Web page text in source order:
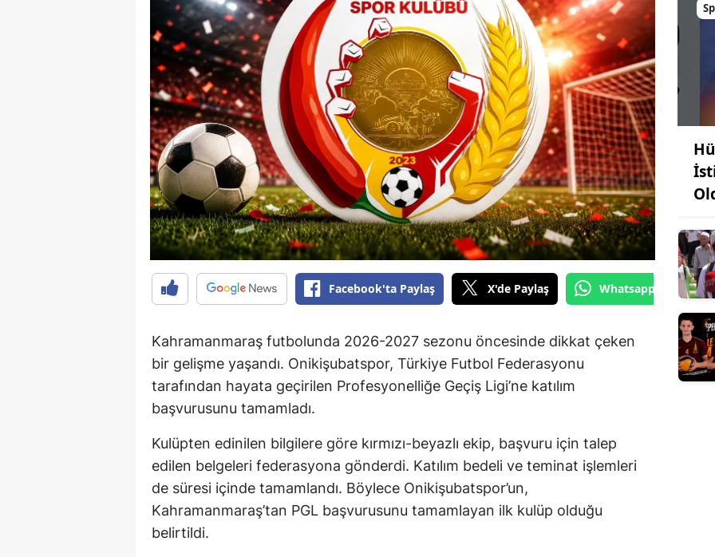
Facebook'ta Paylaş X'de Paylaş Whatsapp'tan
Kahramanmaraş futbolunda 2026-2027 sezonu öncesinde dikkat çeken
bir gelişme yaşandı. Onikişubatspor, Türkiye Futbol Federasyonu
tarafından hayata geçirilen Profesyonelliğe Geçiş Ligi’ne katılım
başvurusunu tamamladı.
Kulüpten edinilen bilgilere göre kırmızı-beyazlı ekip, başvuru için talep
edilen belgeleri federasyona gönderdi. Katılım bedeli ve teminat işlemleri
de süresi içinde tamamlandı. Böylece Onikişubatspor’un,
Kahramanmaraş’tan PGL başvurusunu tamamlayan ilk kulüp olduğu
belirtildi.